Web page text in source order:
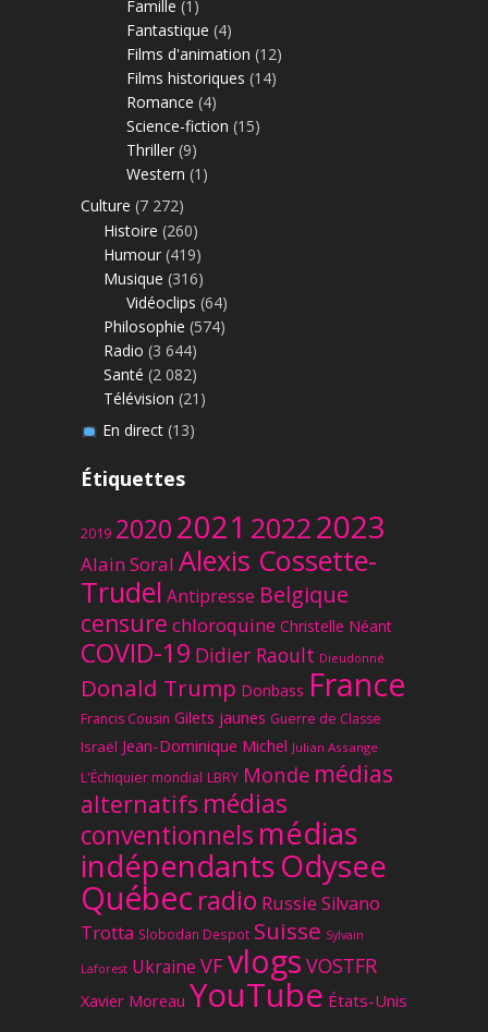
Famille (1)
Fantastique (4)
Films d'animation (12)
Films historiques (14)
Romance (4)
Science-fiction (15)
Thriller (9)
Western (1)
Culture (7 272)
Histoire (260)
Humour (419)
Musique (316)
Vidéoclips (64)
Philosophie (574)
Radio (3 644)
Santé (2 082)
Télévision (21)
En direct(13)
Étiquettes
2019 20202021 20222023
Alain Soral Alexis Cossette-
Trudel Antipresse Belgique
censure chloroquine Christelle Néant
COVID-19 Didier Raoult Dieudonné
Donald Trump Donbass France
Francis Cousin Gilets jaunes Guerre de Classe
Israël Jean-Dominique Michel Julian Assange
L'Échiquier mondial LBRY Monde médias
alternatifs médias
conventionnels médias
indépendantsOdysee
Québec radio Russie Silvano
Trotta Slobodan Despot Suisse Sylvain
Laforest Ukraine VFvlogs VOSTFR
Xavier Moreau YouTube États-Unis